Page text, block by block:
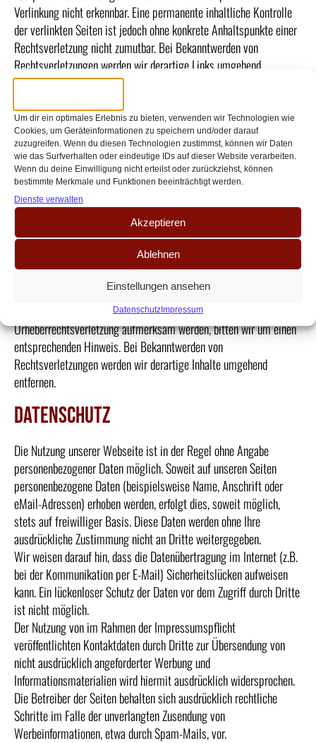
Um dir ein optimales Erlebnis zu bieten, verwenden wir Technologien wie
Cookies, um Geräteinformationen zu speichern und/oder darauf
zuzugreifen. Wenn du diesen Technologien zustimmst, können wir Daten
wie das Surfverhalten oder eindeutige IDs auf dieser Website verarbeiten.
Wenn du deine Einwilligung nicht erteilst oder zurückziehst, können
bestimmte Merkmale und Funktionen beeinträchtigt werden.
Dienste verwalten
Akzeptieren
Ablehnen
Einstellungen ansehen
Datenschutz Impressum
Verlinkung nicht erkennbar. Eine permanente inhaltliche Kontrolle
der verlinkten Seiten ist jedoch ohne konkrete Anhaltspunkte einer
Rechtsverletzung nicht zumutbar. Bei Bekanntwerden von
Rechtsverletzungen werden wir derartige Links umgehend
entfernen.
Urheberrecht
Die durch die Seitenbetreiber erstellten Inhalte und Werke auf
diesen Seiten unterliegen dem deutschen Urheberrecht. Die
Vervielfältigung, Bearbeitung, Verbreitung und jede Art der
Verwertung außerhalb der Grenzen des Urheberrechtes bedürfen der
schriftlichen Zustimmung des jeweiligen Autors bzw. Erstellers.
Downloads und Kopien dieser Seite sind nur für den privaten, nicht
kommerziellen Gebrauch gestattet. Soweit die Inhalte auf dieser
Seite nicht vom Betreiber erstellt wurden, werden die
Urheberrechte Dritter beachtet. Insbesondere werden Inhalte Dritter
als solche gekennzeichnet. Sollten Sie trotzdem auf eine
Urheberrechtsverletzung aufmerksam werden, bitten wir um einen
entsprechenden Hinweis. Bei Bekanntwerden von
Rechtsverletzungen werden wir derartige Inhalte umgehend
entfernen.
Datenschutz
Die Nutzung unserer Webseite ist in der Regel ohne Angabe
personenbezogener Daten möglich. Soweit auf unseren Seiten
personenbezogene Daten (beispielsweise Name, Anschrift oder
eMail-Adressen) erhoben werden, erfolgt dies, soweit möglich,
stets auf freiwilliger Basis. Diese Daten werden ohne Ihre
ausdrückliche Zustimmung nicht an Dritte weitergegeben.
Wir weisen darauf hin, dass die Datenübertragung im Internet (z.B.
bei der Kommunikation per E-Mail) Sicherheitslücken aufweisen
kann. Ein lückenloser Schutz der Daten vor dem Zugriff durch Dritte
ist nicht möglich.
Der Nutzung von im Rahmen der Impressumspflicht
veröffentlichten Kontaktdaten durch Dritte zur Übersendung von
nicht ausdrücklich angeforderter Werbung und
Informationsmaterialien wird hiermit ausdrücklich widersprochen.
Die Betreiber der Seiten behalten sich ausdrücklich rechtliche
Schritte im Falle der unverlangten Zusendung von
Werbeinformationen, etwa durch Spam-Mails, vor.